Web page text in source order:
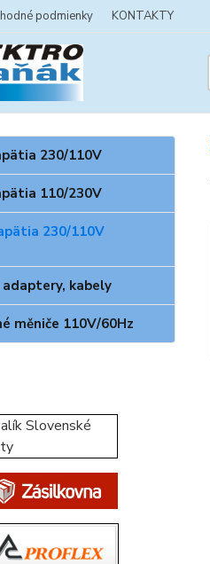
podmienky KONTAKTY
230/110V
110/230V
230/110V
adaptery, kabely
měniče 110V/60Hz